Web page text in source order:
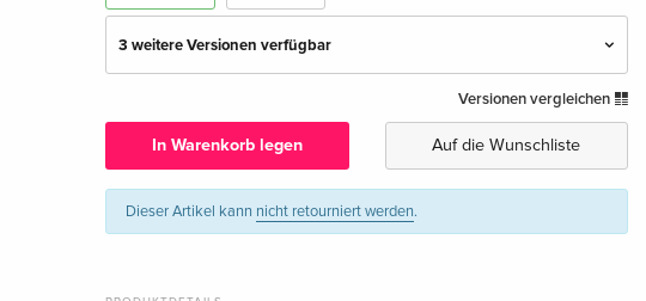
3 weitere Versionen verfügbar
Deutsch
CHF 27.50
3 DVDs — (ausgewählt)
Englisch · UK Version
CHF 29.50
Versionen vergleichen
In Warenkorb legen Auf die Wunschliste
Dieser Artikel kann nicht retourniert werden.